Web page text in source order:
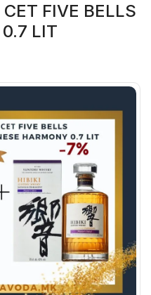
FIVE BELLS
LIT